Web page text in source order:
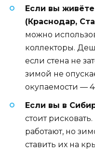
Если вы
(Краснодар,
можно
коллекторы.
если стена не
зимой не
окупаемости —
Если вы в
стоит
работают, но
ставить их на